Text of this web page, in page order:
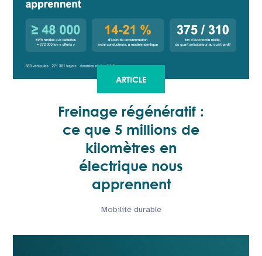
ARTICLE
Freinage régénératif :
ce que 5 millions de
kilomètres en
électrique nous
apprennent
Mobilité durable